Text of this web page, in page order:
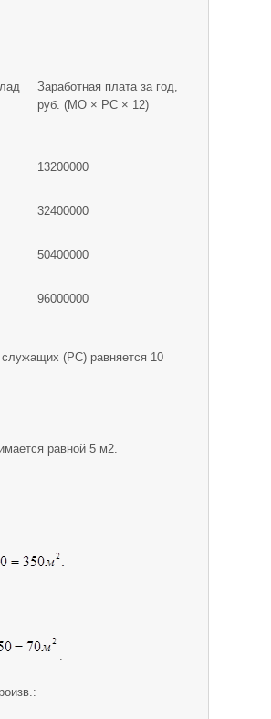
Заработная плата за год,
руб. (МО × РС × 12)
13200000
32400000
50400000
96000000
служащих (РС) равняется 10
равной 5 м2.
.